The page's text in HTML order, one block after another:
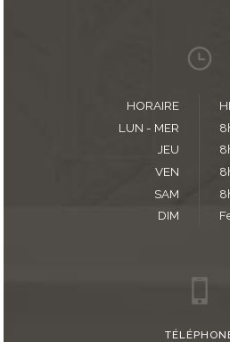
HORAIRE
LUN - MER
JEU
VEN
SAM
DIM